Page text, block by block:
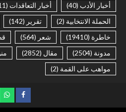
أخبار الأدب (40) أخبار التعاقدات (211)
الحملة الانتخابية (2) تقرير (142)
خاطرة (19410) شعر (564)
مدونة (2504) مقال (2852)
مواهب على القمة (2)